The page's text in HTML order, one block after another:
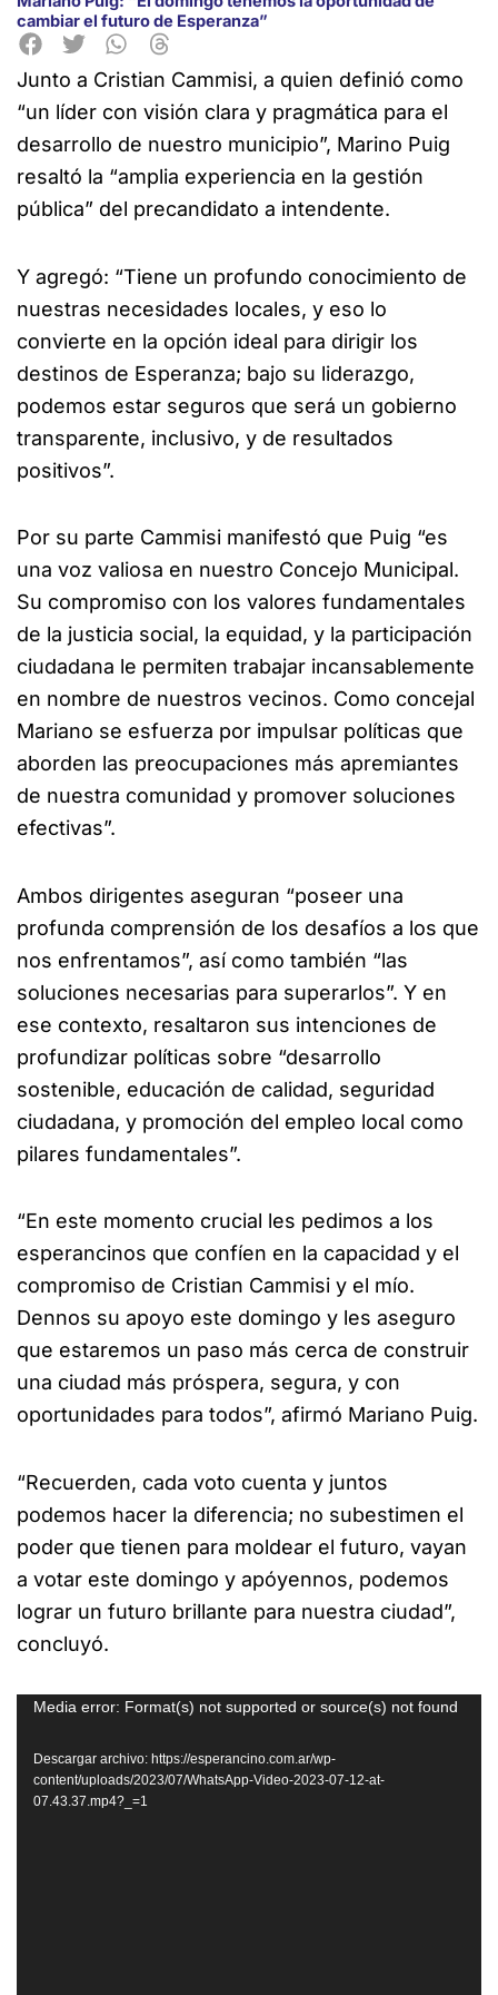
cambiar el futuro de Esperanza”
Junto a Cristian Cammisi, a quien definió como
“un líder con visión clara y pragmática para el
desarrollo de nuestro municipio”, Marino Puig
resaltó la “amplia experiencia en la gestión
pública” del precandidato a intendente.
Y agregó: “Tiene un profundo conocimiento de
nuestras necesidades locales, y eso lo
convierte en la opción ideal para dirigir los
destinos de Esperanza; bajo su liderazgo,
podemos estar seguros que será un gobierno
transparente, inclusivo, y de resultados
positivos”.
Por su parte Cammisi manifestó que Puig “es
una voz valiosa en nuestro Concejo Municipal.
Su compromiso con los valores fundamentales
de la justicia social, la equidad, y la participación
ciudadana le permiten trabajar incansablemente
en nombre de nuestros vecinos. Como concejal
Mariano se esfuerza por impulsar políticas que
aborden las preocupaciones más apremiantes
de nuestra comunidad y promover soluciones
efectivas”.
Ambos dirigentes aseguran “poseer una
profunda comprensión de los desafíos a los que
nos enfrentamos”, así como también “las
soluciones necesarias para superarlos”. Y en
ese contexto, resaltaron sus intenciones de
profundizar políticas sobre “desarrollo
sostenible, educación de calidad, seguridad
ciudadana, y promoción del empleo local como
pilares fundamentales”.
“En este momento crucial les pedimos a los
esperancinos que confíen en la capacidad y el
compromiso de Cristian Cammisi y el mío.
Dennos su apoyo este domingo y les aseguro
que estaremos un paso más cerca de construir
una ciudad más próspera, segura, y con
oportunidades para todos”, afirmó Mariano Puig.
“Recuerden, cada voto cuenta y juntos
podemos hacer la diferencia; no subestimen el
poder que tienen para moldear el futuro, vayan
a votar este domingo y apóyennos, podemos
lograr un futuro brillante para nuestra ciudad”,
concluyó.
Reproductor
vídeo
Media error: Format(s) not supported or source(s) not found
Descargar archivo: https://esperancino.com.ar/wp-
content/uploads/2023/07/WhatsApp-Video-2023-07-12-at-
07.43.37.mp4?_=1